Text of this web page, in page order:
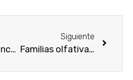
Perfumes franceses o Italianos para ellos ¿Cómo elegir?
Siguiente
Familias olfativas de perfumes de aromas frescos